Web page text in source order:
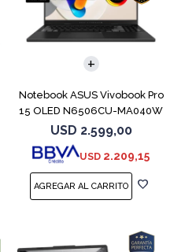
Notebook ASUS Vivobook Pro
15 OLED N6506CU-MA040W
RTX 4050
USD 2.599,00
USD 2.209,15
COMPARAR